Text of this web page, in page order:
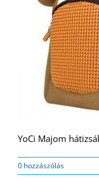
YoCi Majom
0 hozzászólás